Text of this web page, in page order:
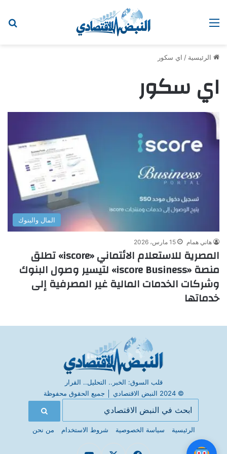
القائمة
الرئيسية / اي سكور
اي سكور
المال والبنوك
هاني همام 15 مارس، 2026
المصرية للاستعلام الائتماني «iscore» تطلق
منصة «iscore Business» لتيسير وصول البنوك
وشركات الخدمات المالية غير المصرفية إلى
خدماتها
قلب السوق: الخبر.. التحليل.. القرار
© 2024 النبض الاقتصادي
جميع الحقوق محفوظة
الرئيسية سياسة الخصوصية شروط الاستخدام من نحن